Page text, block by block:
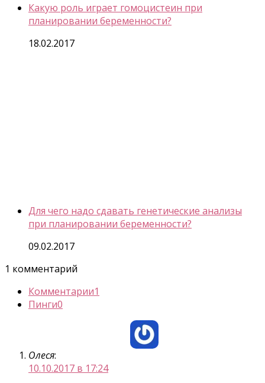
Какую роль играет гомоцистеин при
планировании беременности?
18.02.2017
Для чего надо сдавать генетические анализы
при планировании беременности?
09.02.2017
1 комментарий
Комментарии1
Пинги0
Олеся:
10.10.2017 в 17:24